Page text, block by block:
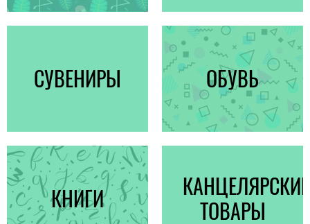
СУВЕНИРЫ ОБУВЬ
КНИГИ
КАНЦЕЛЯРСКИЕ
ТОВАРЫ